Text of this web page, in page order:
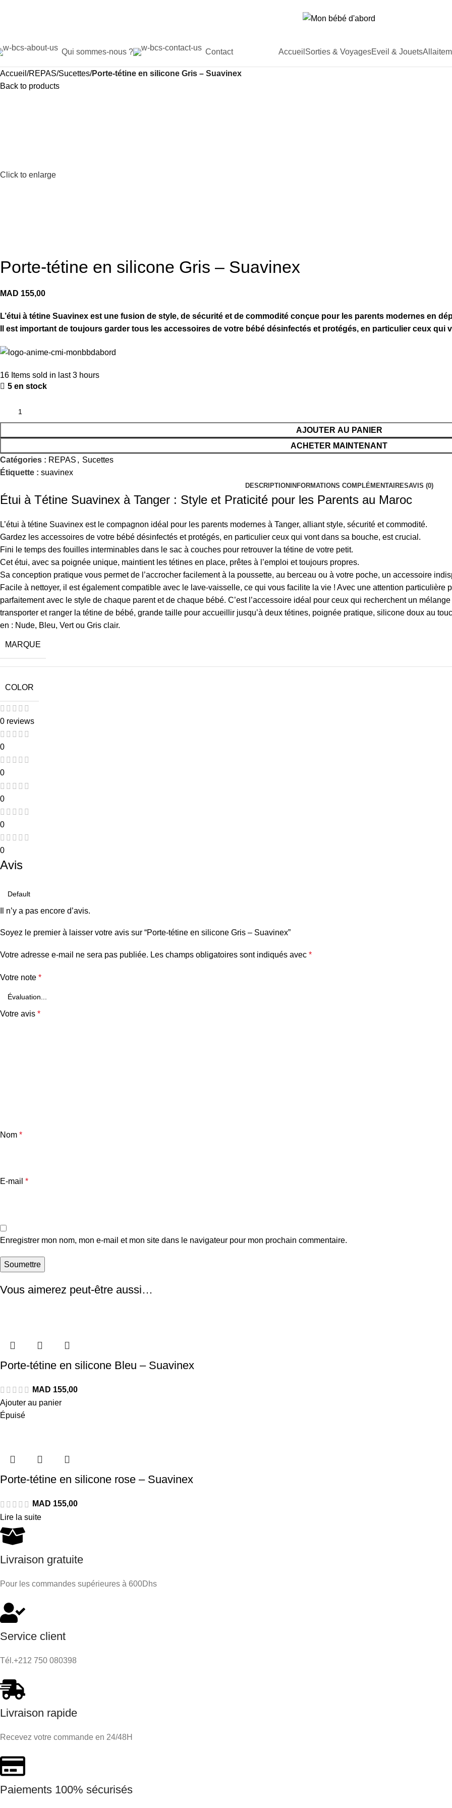
Qui sommes-nous ? Contact Accueil Sorties & VoyagesEveil & Jouets
Accueil REPAS Sucettes Porte-tétine en silicone Gris – Suavinex
Back to products
Click to enlarge
Porte-tétine en silicone Gris – Suavinex
MAD
L’étui à tétine Suavinex est une fusion de style, de sécurité et de commodité conçue pour les parents modernes en
Il est important de toujours garder tous les accessoires de votre bébé désinfectés et protégés, en particulier ceux qui
16 Items sold in last 3 hours
5 en stock
AJOUTER AU PANIER
ACHETER MAINTENANT
Catégories : REPAS , Sucettes
Étiquette : suavinex
DESCRIPTIONINFORMATIONS COMPLÉMENTAIRESAVIS (0)
Étui à Tétine Suavinex à Tanger : Style et Praticité pour les Parents au Maroc
L’étui à tétine Suavinex est le compagnon idéal pour les parents modernes à Tanger, alliant style, sécurité et commodité.
Gardez les accessoires de votre bébé désinfectés et protégés, en particulier ceux qui vont dans sa bouche, est crucial.
Fini le temps des fouilles interminables dans le sac à couches pour retrouver la tétine de votre petit.
Cet étui, avec sa poignée unique, maintient les tétines en place, prêtes à l’emploi et toujours propres.
Sa conception pratique vous permet de l’accrocher facilement à la poussette, au berceau ou à votre poche, un accessoire
Facile à nettoyer, il est également compatible avec le lave-vaisselle, ce qui vous facilite la vie ! Avec une attention particulière
parfaitement avec le style de chaque parent et de chaque bébé. C’est l’accessoire idéal pour ceux qui recherchent un
transporter et ranger la tétine de bébé, grande taille pour accueillir jusqu’à deux tétines, poignée pratique, silicone doux au
en : Nude, Bleu, Vert ou Gris clair.
MARQUE
COLOR
0 reviews
0
0
0
0
0
Avis
Il n’y a pas encore d’avis.
Soyez le premier à laisser votre avis sur “Porte-tétine en silicone Gris – Suavinex”
Votre adresse e-mail ne sera pas publiée. Les champs obligatoires sont indiqués avec *
Votre note *
Votre avis *
Nom *
E-mail *
Enregistrer mon nom, mon e-mail et mon site dans le navigateur pour mon prochain commentaire.
Vous aimerez peut-être aussi…
Porte-tétine en silicone Bleu – Suavinex
Ajouter au panier
Épuisé
Porte-tétine en silicone rose – Suavinex
Lire la suite
Livraison gratuite
Pour les commandes supérieures à 600Dhs
Service client
Tél.+212 750 080398
Livraison rapide
Recevez votre commande en 24/48H
Paiements 100% sécurisés